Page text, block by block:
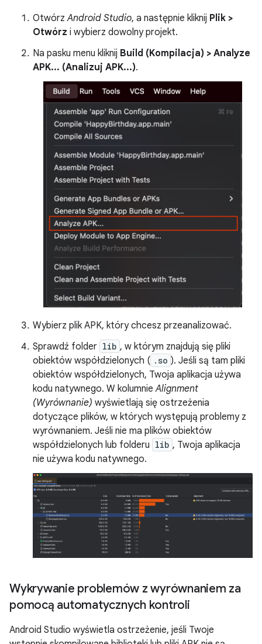
OtwórzAndroid Studio, a następnie kliknij Plik >
Otwórz i wybierz dowolny projekt.
Na pasku menu kliknij Build (Kompilacja) > Analyze
APK... (Analizuj APK...).
Wybierz plik APK, który chcesz przeanalizować.
Sprawdź folder lib , w którym znajdują się pliki
obiektów współdzielonych ( .so ). Jeśli są tam pliki
obiektów współdzielonych, Twoja aplikacja używa
kodu natywnego. W kolumnieAlignment
(Wyrównanie) wyświetlają się ostrzeżenia
dotyczące plików, w których występują problemy z
wyrównaniem. Jeśli nie ma plików obiektów
współdzielonych lub folderu lib , Twoja aplikacja
nie używa kodu natywnego.
Wykrywanie problemów z wyrównaniem za
pomocą automatycznych kontroli
Android Studio wyświetla ostrzeżenie, jeśli Twoje